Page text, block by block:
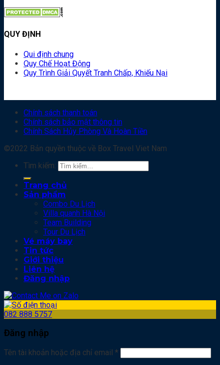
QUY ĐỊNH
Qui định chung
Quy Chế Hoạt Động
Quy Trình Giải Quyết Tranh Chấp, Khiếu Nại
Chính sách thanh toán
Chính sách bảo mật thông tin
Chính Sách Hủy Phòng Và Hoàn Tiền
©2022 Bản quyền thuộc về Box Travel Viet Nam
Tìm kiếm:
Trang chủ
Sản phẩm
Combo Du Lịch
Villa quanh Hà Nội
Team Building
Tour Du Lịch
Vé máy bay
Tin tức
Giới thiệu
Liên hệ
Đăng nhập
082 888 5757
Đăng nhập
Tên tài khoản hoặc địa chỉ email *